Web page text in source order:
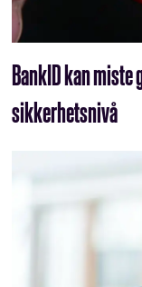
BankID kan
sikkerhetsnivå